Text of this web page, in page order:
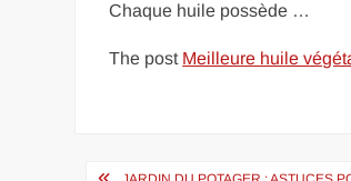
Chaque huile possède …
The post Meilleure huile